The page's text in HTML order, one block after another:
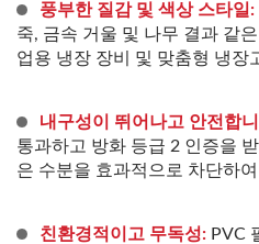
풍부한 질감 및 색상 스타일:
죽, 금속 거울 및 나무 결과 같
업용 냉장 장비 및 맞춤형 냉장
내구성이 뛰어나고 안전합
통과하고 방화 등급 2 인증을
은 수분을 효과적으로 차단하
친환경적이고 무독성: PVC